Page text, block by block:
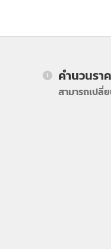
คำนวนรา
สามารถเปลี่